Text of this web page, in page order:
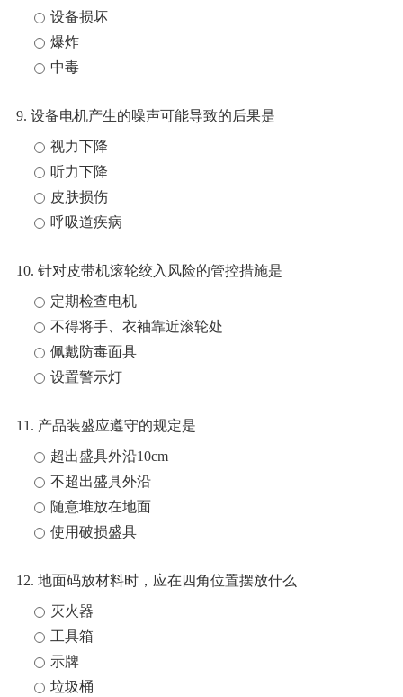
设备损坏
爆炸
中毒
9. 设备电机产生的噪声可能导致的后果是
视力下降
听力下降
皮肤损伤
呼吸道疾病
10. 针对皮带机滚轮绞入风险的管控措施是
定期检查电机
不得将手、衣袖靠近滚轮处
佩戴防毒面具
设置警示灯
11. 产品装盛应遵守的规定是
超出盛具外沿10cm
不超出盛具外沿
随意堆放在地面
使用破损盛具
12. 地面码放材料时，应在四角位置摆放什么
灭火器
工具箱
示牌
垃圾桶